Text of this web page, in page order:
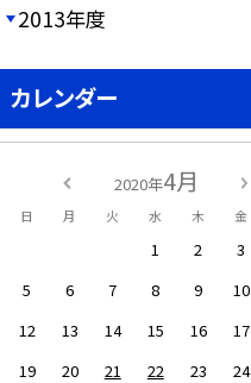
2013年度
カレンダー
2020年4月
日 月 火 水 木 金
1 2 3
5
6 7 8 9 10
12
13 14 15 16 17
19
20 21 22 23 24